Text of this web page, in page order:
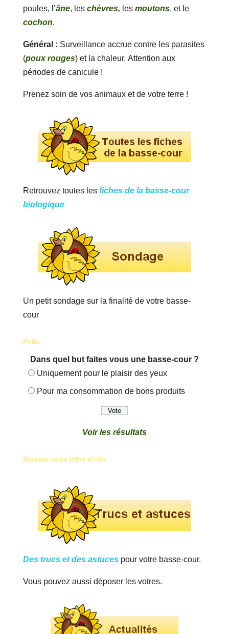
poules, l’âne, les chèvres, les moutons, et le
cochon.
Général : Surveillance accrue contre les parasites
(poux rouges) et la chaleur. Attention aux
périodes de canicule !
Prenez soin de vos animaux et de votre terre !
Retrouvez toutes les fiches de la basse-cour
biologique
Un petit sondage sur la finalité de votre basse-
cour
Polls
Dans quel but faites vous une basse-cour ?
Uniquement pour le plaisir des yeux
Pour ma consommation de bons produits
Voir les résultats
Recevez notre lettre d'info
Des trucs et des astucespour votre basse-cour.
Vous pouvez aussi déposer les votres.